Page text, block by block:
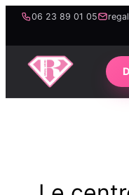
Passer
06 23 89 01 05